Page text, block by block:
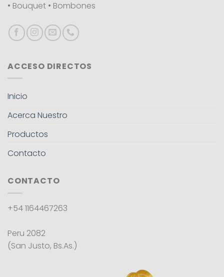
• Bouquet • Bombones
ACCESO DIRECTOS
Inicio
Acerca Nuestro
Productos
Contacto
CONTACTO
+54 1164467263
Peru 2082
(San Justo, Bs.As.)